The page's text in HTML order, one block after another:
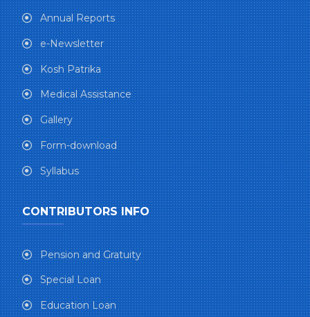
Annual Reports
e-Newsletter
Kosh Patrika
Medical Assistance
Gallery
Form-download
Syllabus
CONTRIBUTORS INFO
Pension and Gratuity
Special Loan
Education Loan